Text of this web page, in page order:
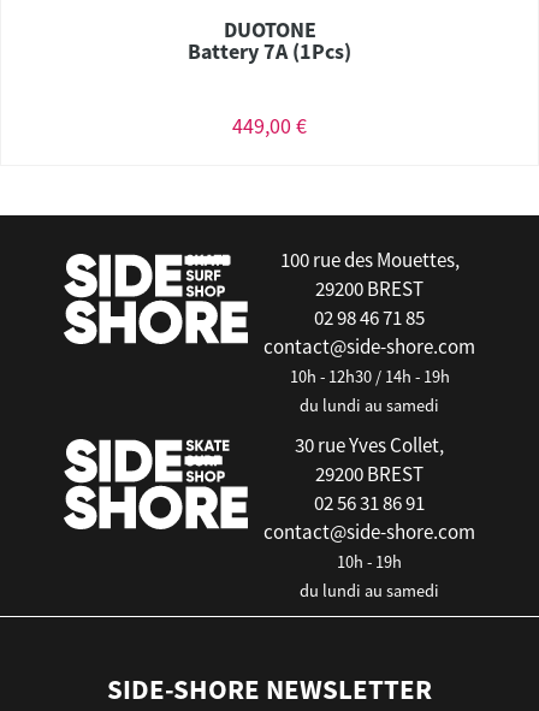
DUOTONE
Battery 7A (1Pcs)
449,00 €
100 rue des Mouettes,
29200 BREST
02 98 46 71 85
contact@side-shore.com
10h - 12h30 / 14h - 19h
du lundi au samedi
30 rue Yves Collet,
29200 BREST
02 56 31 86 91
contact@side-shore.com
10h - 19h
du lundi au samedi
SIDE-SHORE NEWSLETTER